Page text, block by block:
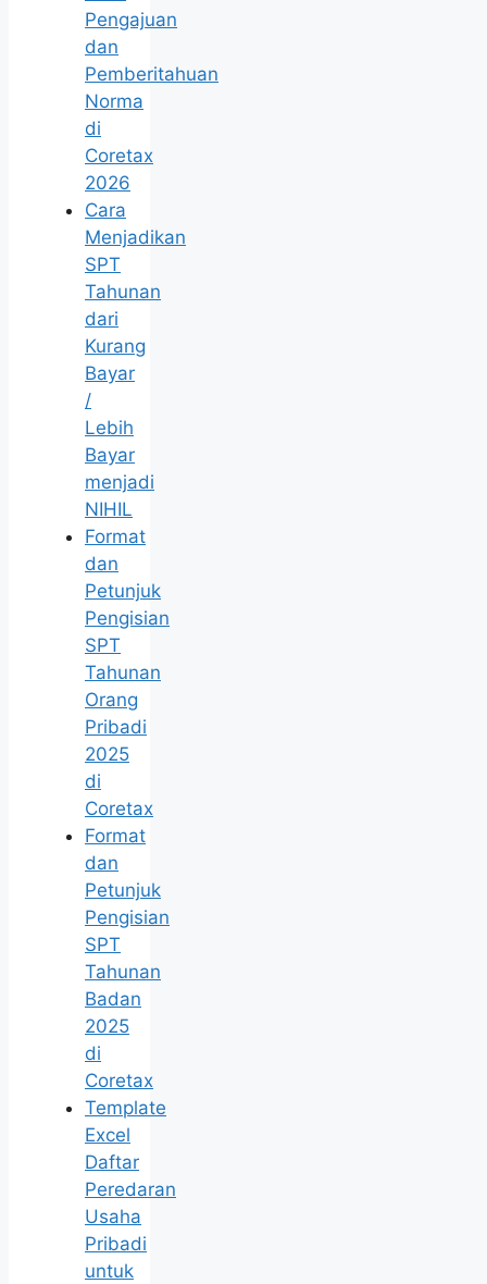
Pengajuan
dan
Pemberitahuan
Norma
di
Coretax
2026
Cara
Menjadikan
SPT
Tahunan
dari
Kurang
Bayar
/
Lebih
Bayar
menjadi
NIHIL
Format
dan
Petunjuk
Pengisian
SPT
Tahunan
Orang
Pribadi
2025
di
Coretax
Format
dan
Petunjuk
Pengisian
SPT
Tahunan
Badan
2025
di
Coretax
Template
Excel
Daftar
Peredaran
Usaha
Pribadi
untuk